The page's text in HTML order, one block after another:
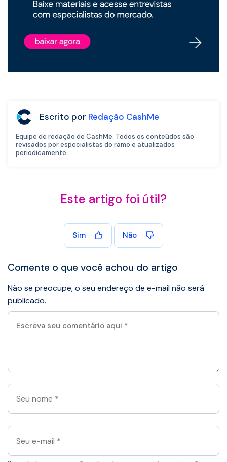
Escrito por Redação CashMe
Equipe de redação de CashMe. Todos os conteúdos são
revisados por especialistas do ramo e atualizados
periodicamente.
Este artigo foi útil?
Sim Não
Comente o que você achou do artigo
Não se preocupe, o seu endereço de e-mail não será
publicado.
Escreva
seu
Seu
nome
*
Seu
e-
mail